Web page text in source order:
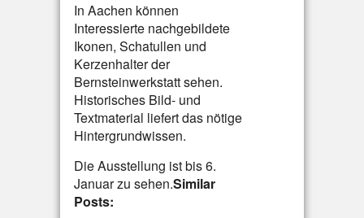
In Aachen können
Interessierte nachgebildete
Ikonen, Schatullen und
Kerzenhalter der
Bernsteinwerkstatt sehen.
Historisches Bild- und
Textmaterial liefert das nötige
Hintergrundwissen.
Die Ausstellung ist bis 6.
Januar zu sehen.Similar
Posts: